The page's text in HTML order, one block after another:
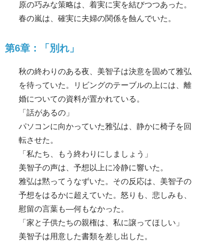
原の巧みな策略は、着実に実を結びつつあった。
春の嵐は、確実に夫婦の関係を蝕んでいた。
第6章：「別れ」
秋の終わりのある夜、美智子は決意を固めて雅弘
を待っていた。リビングのテーブルの上には、離
婚についての資料が置かれている。
「話があるの」
パソコンに向かっていた雅弘は、静かに椅子を回
転させた。
「私たち、もう終わりにしましょう」
美智子の声は、予想以上に冷静に響いた。
雅弘は黙ってうなずいた。その反応は、美智子の
予想をはるかに超えていた。怒りも、悲しみも、
慰留の言葉も―何もなかった。
「家と子供たちの親権は、私に譲ってほしい」
美智子は用意した書類を差し出した。